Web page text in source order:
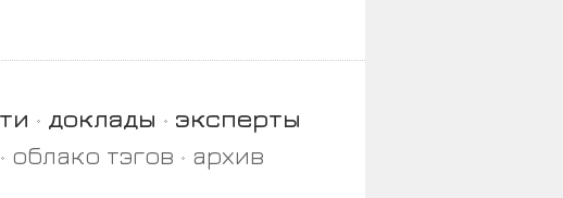
доклады
эксперты
облако тэгов архив